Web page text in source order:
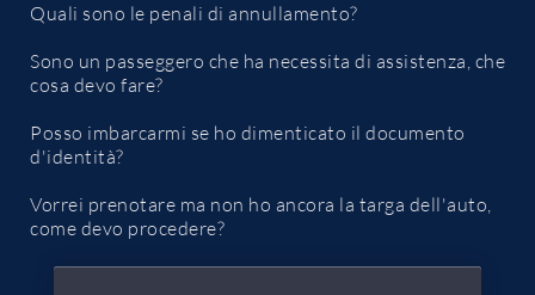
Quali sono le penali di annullamento?
Sono un passeggero che ha necessita di assistenza, che
cosa devo fare?
Posso imbarcarmi se ho dimenticato il documento
d'identità?
Vorrei prenotare ma non ho ancora la targa dell'auto,
come devo procedere?